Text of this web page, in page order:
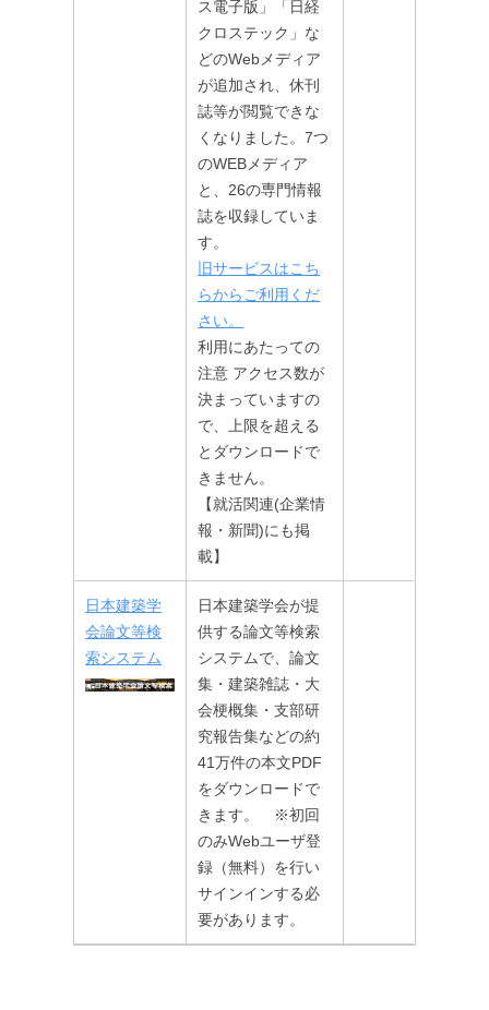
ス電子版」「日経
クロステック」な
どのWebメディア
が追加され、休刊
誌等が閲覧できな
くなりました。7つ
のWEBメディア
と、26の専門情報
誌を収録していま
す。
旧サービスはこち
らからご利用くだ
さい。
利用にあたっての
注意 アクセス数が
決まっていますの
で、上限を超える
とダウンロードで
きません。
【就活関連(企業情
報・新聞)にも掲
載】
日本建築学
会論文等検
索システム
日本建築学会が提
供する論文等検索
システムで、論文
集・建築雑誌・大
会梗概集・支部研
究報告集などの約
41万件の本文PDF
をダウンロードで
きます。 ※初回
のみWebユーザ登
録（無料）を行い
サインインする必
要があります。